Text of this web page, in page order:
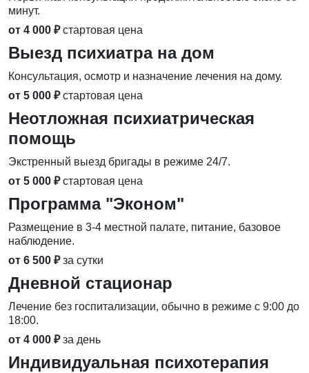
минут.
от 4 000 ₽ стартовая цена
Выезд психиатра на дом
Консультация, осмотр и назначение лечения на дому.
от 5 000 ₽ стартовая цена
Неотложная психиатрическая
помощь
Экстренный выезд бригады в режиме 24/7.
от 5 000 ₽ стартовая цена
Программа "Эконом"
Размещение в 3-4 местной палате, питание, базовое
наблюдение.
от 6 500 ₽ за сутки
Дневной стационар
Лечение без госпитализации, обычно в режиме с 9:00 до
18:00.
от 4 000 ₽ за день
Индивидуальная психотерапия